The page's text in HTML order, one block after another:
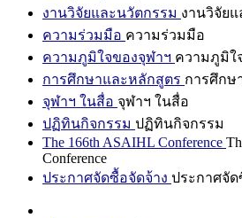
งานวิจัยและนวัตกรรม งานวิจัย
ความร่วมมือ ความร่วมมือ
ความภูมิใจของจุฬาฯ ความภูมิใ
การศึกษาและหลักสูตร การศึกษ
จุฬาฯ ในสื่อ จุฬาฯ ในสื่อ
ปฏิทินกิจกรรม ปฏิทินกิจกรรม
The 166th ASAIHL Conference
Conference
ประกาศจัดซื้อจัดจ้าง ประกาศจัด